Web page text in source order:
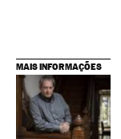
MAIS INFORMAÇÕES